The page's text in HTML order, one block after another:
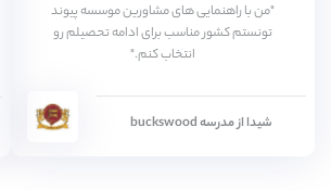
"من با راهنمایی های مشاورین موسسه پیوند
تونستم کشور مناسب برای ادامه تحصیلم رو
انتخاب کنم."
شیدا از مدرسه buckswood